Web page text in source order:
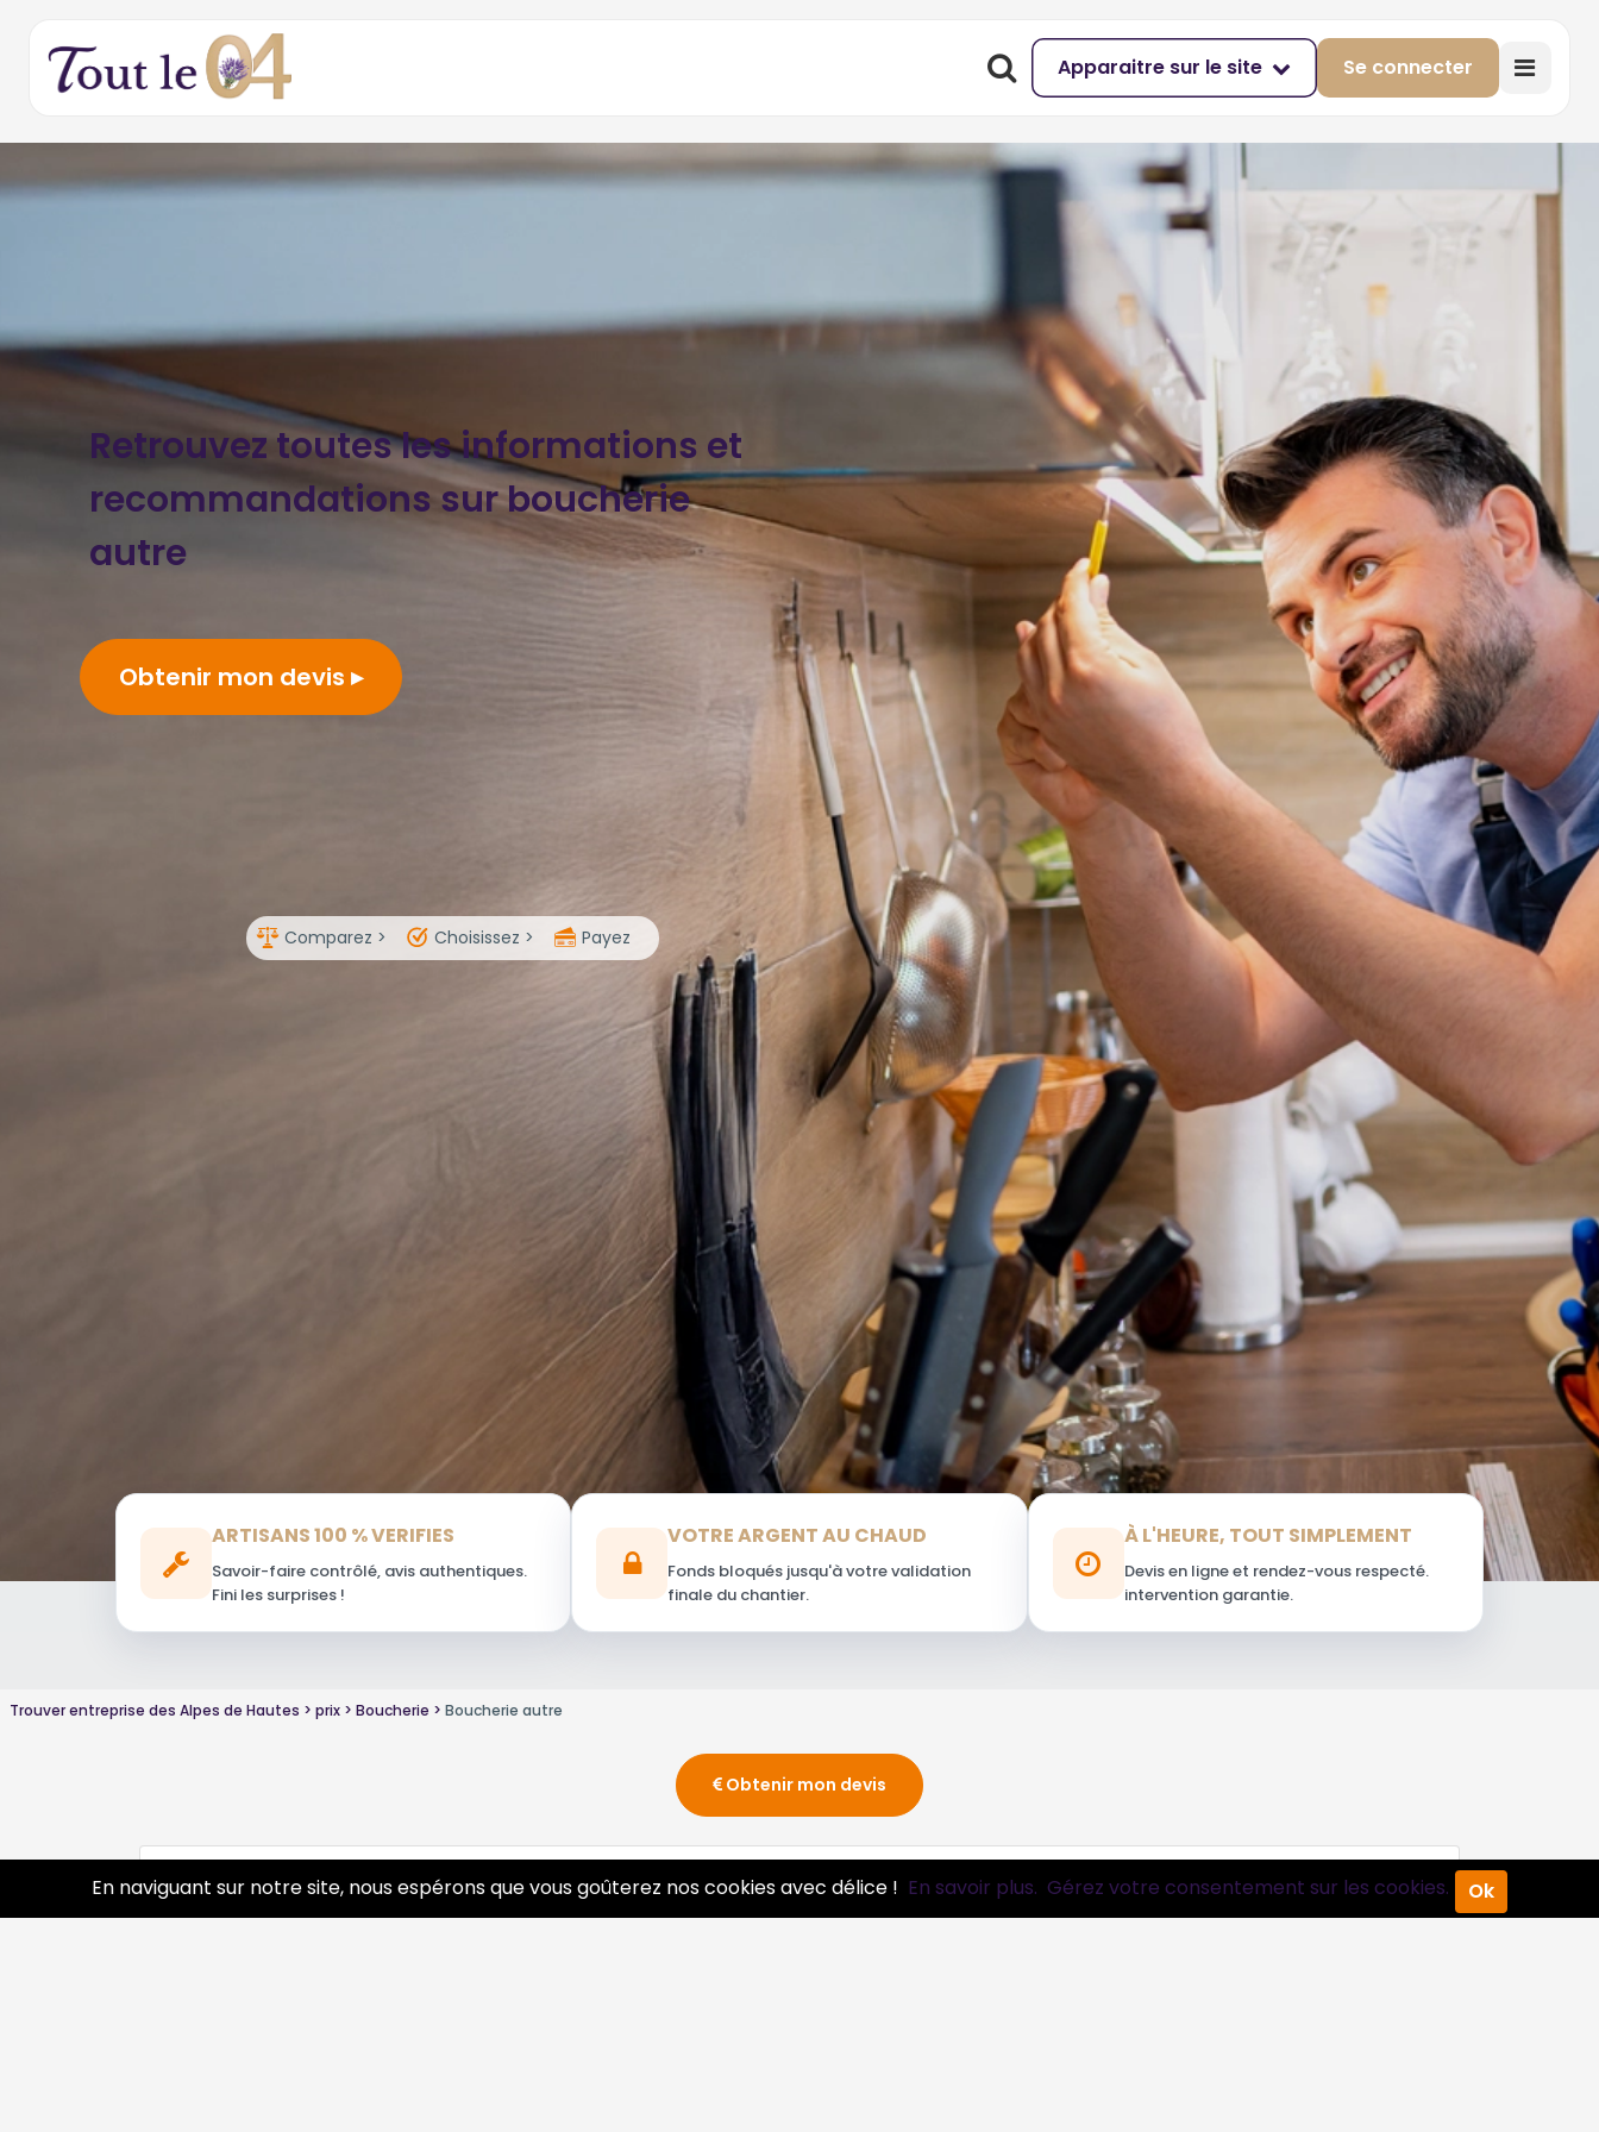
Apparaitre sur le site Se connecter
Retrouvez toutes les informations et
recommandations sur boucherie
autre
Obtenir mon devis
Comparez > Choisissez > Payez
ARTISANS 100 % VERIFIES
Savoir-faire contrôlé, avis authentiques.
Fini les surprises !
VOTRE ARGENT AU CHAUD
Fonds bloqués jusqu'à votre validation
finale du chantier.
À L'HEURE, TOUT SIMPLEMENT
Devis en ligne et rendez-vous respecté.
intervention garantie.
Trouver entreprise des Alpes de Hautes prix Boucherie Boucherie autre
Obtenir mon devis
Conseils sur Boucher
En naviguant sur notre site, nous espérons que vous goûterez nos cookies avec délice ! En savoir plus. Gérez votre consentement sur les cookies. Ok